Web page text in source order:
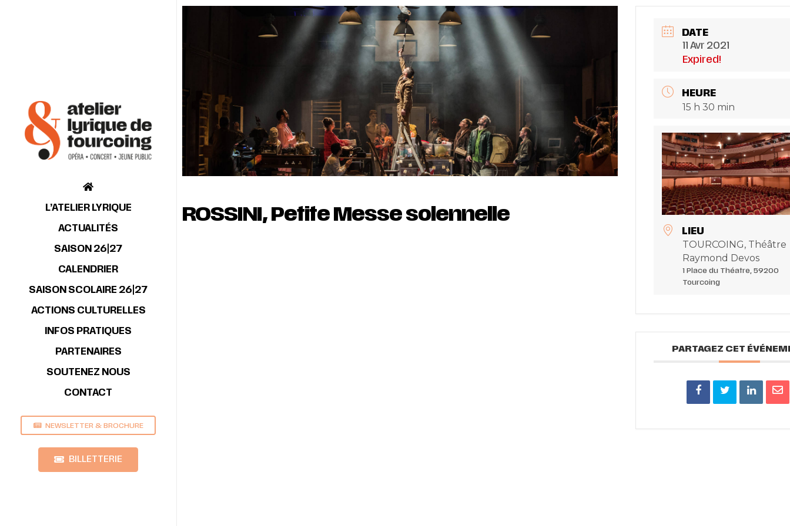
L’ATELIER LYRIQUE
ACTUALITÉS
SAISON 26|27
CALENDRIER
SAISON SCOLAIRE 26|27
ACTIONS CULTURELLES
INFOS PRATIQUES
PARTENAIRES
SOUTENEZ NOUS
CONTACT
NEWSLETTER & BROCHURE
BILLETTERIE
ROSSINI, Petite Messe solennelle
DATE
11 Avr 2021
Expired!
HEURE
15 h 30 min
LIEU
TOURCOING, Théâtre
Raymond Devos
1 Place du Théatre, 59200
Tourcoing
PARTAGEZ CET